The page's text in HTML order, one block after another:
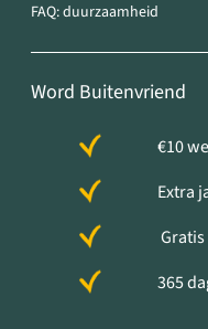
FAQ: duurzaamheid
Word Buitenvriend
€10
Extra
365